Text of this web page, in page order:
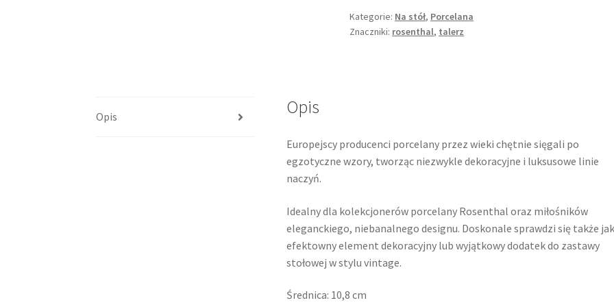
Kategorie: Na stół, Porcelana
Znaczniki: rosenthal, talerz
Opis Opis
Europejscy producenci porcelany przez wieki chętnie sięgali po
egzotyczne wzory, tworząc niezwykle dekoracyjne i luksusowe linie
naczyń.
Idealny dla kolekcjonerów porcelany Rosenthal oraz miłośników
eleganckiego, niebanalnego designu. Doskonale sprawdzi się także
efektowny element dekoracyjny lub wyjątkowy dodatek do zastawy
stołowej w stylu vintage.
Średnica: 10,8 cm